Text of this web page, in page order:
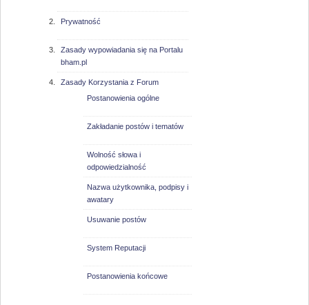
Prywatność
Zasady wypowiadania się na Portalu
bham.pl
Zasady Korzystania z Forum
Postanowienia ogólne
Zakładanie postów i tematów
Wolność słowa i
odpowiedzialność
Nazwa użytkownika, podpisy i
awatary
Usuwanie postów
System Reputacji
Postanowienia końcowe